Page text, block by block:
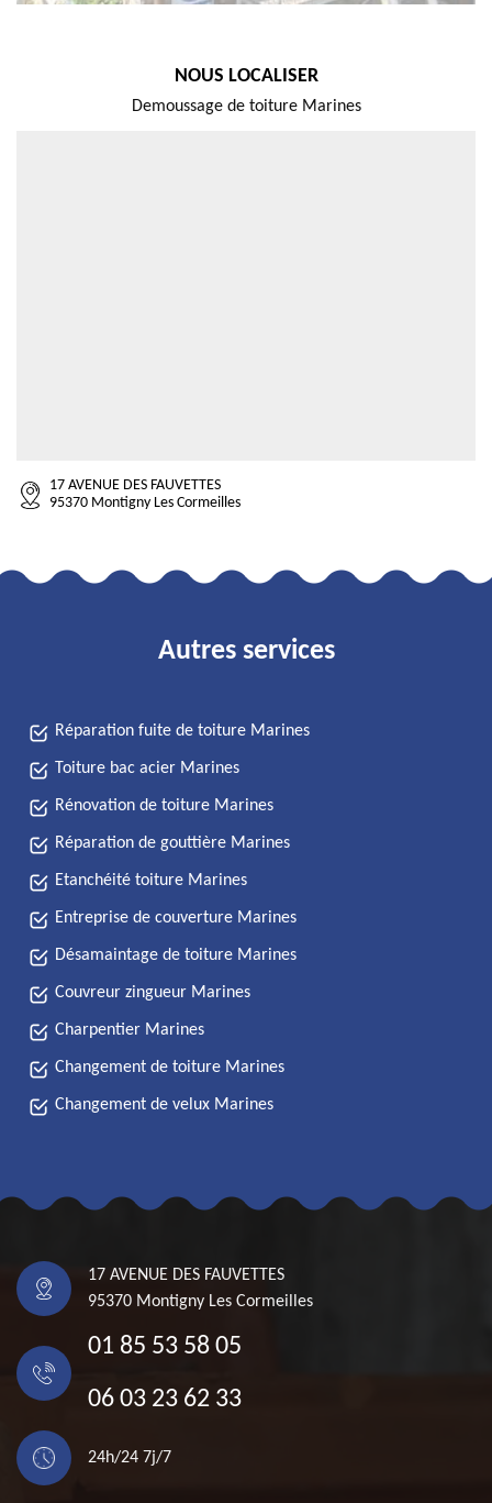
NOUS LOCALISER
Demoussage de toiture Marines
17 AVENUE DES FAUVETTES
95370 Montigny Les Cormeilles
Autres services
Réparation fuite de toiture Marines
Toiture bac acier Marines
Rénovation de toiture Marines
Réparation de gouttière Marines
Etanchéité toiture Marines
Entreprise de couverture Marines
Désamaintage de toiture Marines
Couvreur zingueur Marines
Charpentier Marines
Changement de toiture Marines
Changement de velux Marines
17 AVENUE DES FAUVETTES
95370 Montigny Les Cormeilles
01 85 53 58 05
06 03 23 62 33
24h/24 7j/7